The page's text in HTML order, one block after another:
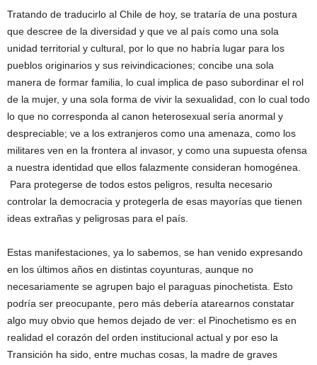
Tratando de traducirlo al Chile de hoy, se trataría de una postura
que descree de la diversidad y que ve al país como una sola
unidad territorial y cultural, por lo que no habría lugar para los
pueblos originarios y sus reivindicaciones; concibe una sola
manera de formar familia, lo cual implica de paso subordinar el rol
de la mujer, y una sola forma de vivir la sexualidad, con lo cual todo
lo que no corresponda al canon heterosexual sería anormal y
despreciable; ve a los extranjeros como una amenaza, como los
militares ven en la frontera al invasor, y como una supuesta ofensa
a nuestra identidad que ellos falazmente consideran homogénea.
Para protegerse de todos estos peligros, resulta necesario
controlar la democracia y protegerla de esas mayorías que tienen
ideas extrañas y peligrosas para el país.
Estas manifestaciones, ya lo sabemos, se han venido expresando
en los últimos años en distintas coyunturas, aunque no
necesariamente se agrupen bajo el paraguas pinochetista. Esto
podría ser preocupante, pero más debería atarearnos constatar
algo muy obvio que hemos dejado de ver: el Pinochetismo es en
realidad el corazón del orden institucional actual y por eso la
Transición ha sido, entre muchas cosas, la madre de graves